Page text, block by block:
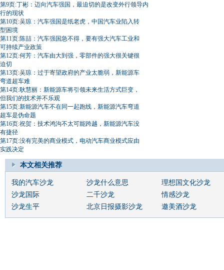
第9页:丁彬：迈向汽车强国，最迫切的是改变外行领导内
行的现状
第10页:吴琼：汽车强国是纸老虎，中国汽车业陷入转
型困境
第11页:陈喆：汽车强国急不得，要有强大汽车工业和
可持续产业政策
第12页:何芳：汽车由大到强，零部件的强大很关键很
迫切
第13页:吴琼：过于寄望政府的产业太脆弱，新能源车
弯道超车难
第14页:耿慧丽：新能源车将引领未来生活方式巨变，
但我们的技术并不乐观
第15页:新能源汽车不在同一起跑线，新能源汽车弯道
超车是伪命题
第16页:祝贺：技术鸿沟不太可能跨越，新能源汽车没
有捷径
第17页:没有完美的商业模式，电动汽车商业模式应由
实践决定
本文相关推荐
我的汽车沙龙 沙龙什么意思
理想国文化沙龙
沙龙国际
二千沙龙
情感沙龙
沙龙生平
北京日报摄影沙龙 邀美酒沙龙